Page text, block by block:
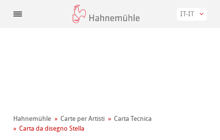
IT-IT
Hahnemühle Carte per Artisti
Carta Tecnica
Carta da disegno Stella